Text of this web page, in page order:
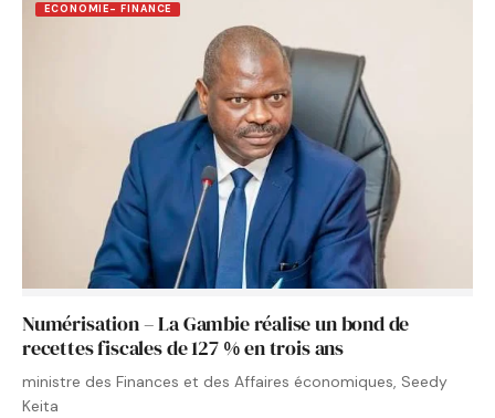
ECONOMIE- FINANCE
Numérisation – La Gambie réalise un bond de
recettes fiscales de 127 % en trois ans
ministre des Finances et des Affaires économiques, Seedy
Keita